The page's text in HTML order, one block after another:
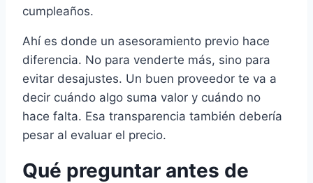
cumpleaños.
Ahí es donde un asesoramiento previo hace
diferencia. No para venderte más, sino para
evitar desajustes. Un buen proveedor te va a
decir cuándo algo suma valor y cuándo no
hace falta. Esa transparencia también debería
pesar al evaluar el precio.
Qué preguntar antes de